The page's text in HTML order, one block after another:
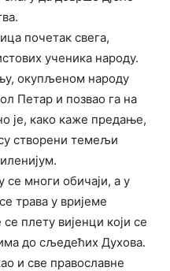
почетак свега,
ученика народу.
окупљеном народу
Петар и позвао га на
је, како каже предање,
створени темељи
се многи обичаји, а у
трава у вријеме
плету вијенци који се
до сљедећих Духова.
и све православне